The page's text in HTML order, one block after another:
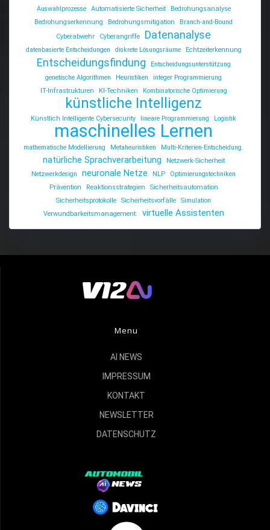
Auswahlprozesse
Automatisierte Sicherheit
Bedrohungsanalyse
Bedrohungserkennung
Bedrohungsmitigation
Branch-and-Bound
Cyberabwehr
Cyberangriffe Datenanalyse
datenbasierte Entscheidungen diskrete Lösungsräume Echtzeiterkennung
Entscheidungsfindung
Entscheidungsunterstützung
genetische Algorithmen
Heuristiken
integer Programmierung
IT-Infrastrukturen
KI-Techniken Kombinatorische Optimierung
künstliche Intelligenz
Künstlich Intelligente Cybersecurity lineare Programmierung Logistik
maschinelles Lernen
mathematische Modellierung Metaheuristiken Multi-Kriterien-Entscheidung.
natürliche Sprachverarbeitung
Netzwerk-Sicherheit
Netzwerkdesign
neuronale Netze NLP
Optimierungstechniken
Prävention
Reaktionsstrategien
Sicherheitsautomation
Sicherheitsprotokolle
Sicherheitsvorfälle
Simulation
Verwundbarkeitsmanagement.
virtuelle Assistenten
Menu
AI NEWS
IMPRESSUM
KONTAKT
NEWSLETTER
DATENSCHUTZ